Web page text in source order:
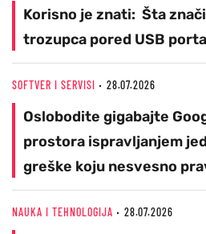
Korisno je znati: Šta
trozupca pored USB porta
SOFTVER I SERVISI 28.07.2026
Oslobodite gigabajte
prostora ispravljanjem
greške koju nesvesno
NAUKA I TEHNOLOGIJA 28.07.2026